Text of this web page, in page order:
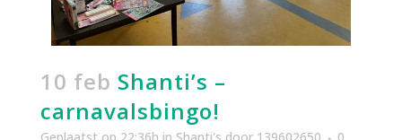
10 feb Shanti’s –
carnavalsbingo!